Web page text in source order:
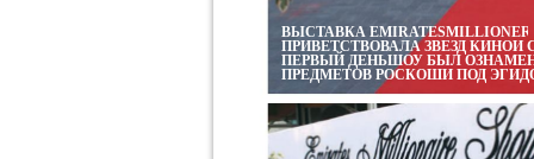
ВЫСТАВКА
ПРИВЕТСТВОВАЛА ЗВЕЗД
ПЕРВЫЙ ДЕНЬШОУ БЫЛ
ПРЕДМЕТОВ РОСКОШИ ПОД